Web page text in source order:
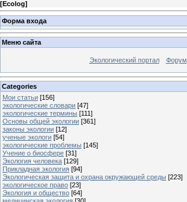
[Ecolog]
Форма входа
Меню сайта
Экологический портал Форум
Categories
Мои статьи [156]
экологические словари [47]
экологические термины [111]
Основы общей экологии [361]
законы экологии [12]
ученые экологи [54]
экологические проблемы [145]
Учение о биосфере [31]
Экология человека [129]
Прикладная экология [94]
Экологическая защита и охрана окружающей среды [223]
экологическое право [23]
Экология и общество [64]